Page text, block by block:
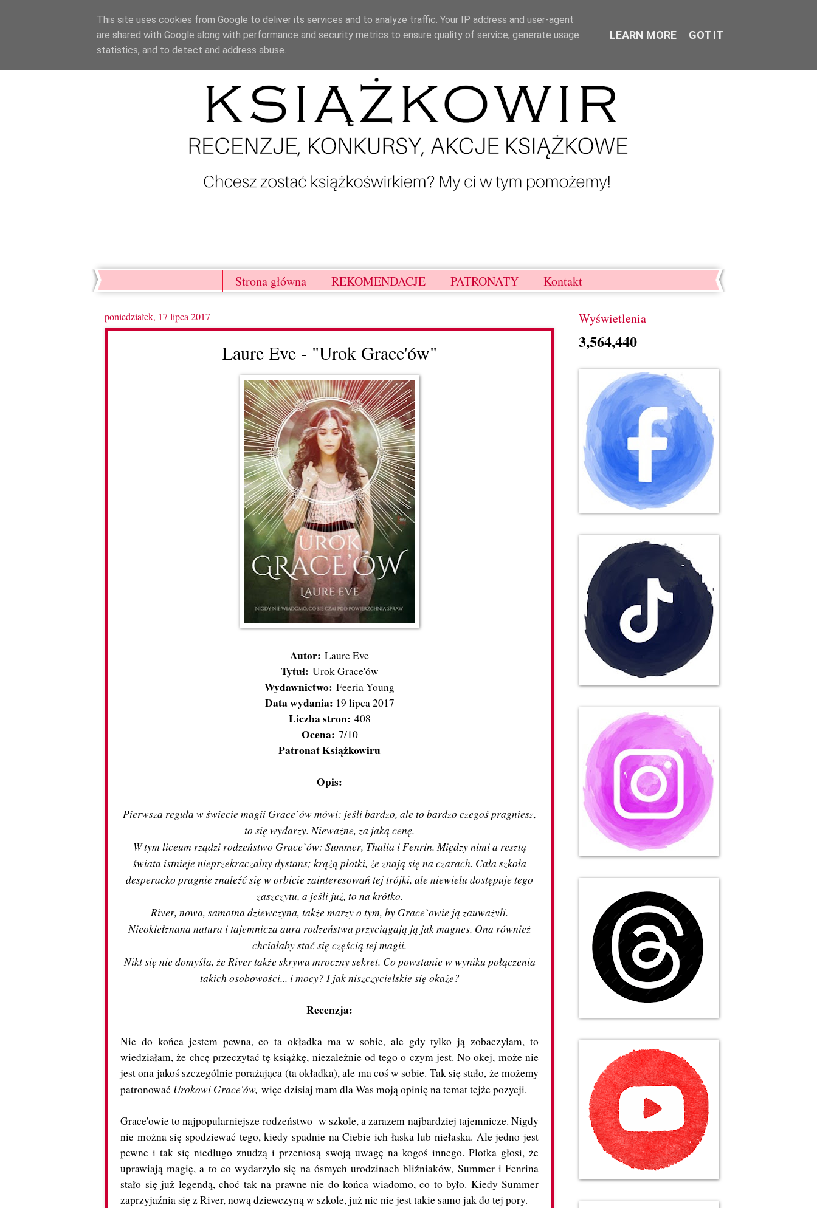
Strona główna REKOMENDACJE PATRONATY Kontakt
poniedziałek, 17 lipca 2017
Laure Eve - "Urok Grace'ów"
Autor: Laure Eve
Tytuł: Urok Grace'ów
Wydawnictwo: Feeria Young
Data wydania: 19 lipca 2017
Liczba stron: 408
Ocena: 7/10
Patronat Książkowiru
Opis:
Pierwsza reguła w świecie magii Grace`ów mówi: jeśli bardzo, ale to bardzo czegoś pragniesz,
to się wydarzy. Nieważne, za jaką cenę.
W tym liceum rządzi rodzeństwo Grace`ów: Summer, Thalia i Fenrin. Między nimi a resztą
świata istnieje nieprzekraczalny dystans; krążą plotki, że znają się na czarach. Cała szkoła
desperacko pragnie znaleźć się w orbicie zainteresowań tej trójki, ale niewielu dostępuje tego
zaszczytu, a jeśli już, to na krótko.
River, nowa, samotna dziewczyna, także marzy o tym, by Grace`owie ją zauważyli.
Nieokiełznana natura i tajemnicza aura rodzeństwa przyciągają ją jak magnes. Ona również
chciałaby stać się częścią tej magii.
Nikt się nie domyśla, że River także skrywa mroczny sekret. Co powstanie w wyniku połączenia
takich osobowości... i mocy? I jak niszczycielskie się okaże?
Recenzja:
Nie do końca jestem pewna, co ta okładka ma w sobie, ale gdy tylko ją zobaczyłam, to
wiedziałam, że chcę przeczytać tę książkę, niezależnie od tego o czym jest. No okej, może nie
jest ona jakoś szczególnie porażająca (ta okładka), ale ma coś w sobie. Tak się stało, że możemy
patronować Urokowi Grace'ów, więc dzisiaj mam dla Was moją opinię na temat tejże pozycji.
Grace'owie to najpopularniejsze rodzeństwo w szkole, a zarazem najbardziej tajemnicze. Nigdy
nie można się spodziewać tego, kiedy spadnie na Ciebie ich łaska lub niełaska. Ale jedno jest
pewne i tak się niedługo znudzą i przeniosą swoją uwagę na kogoś innego. Plotka głosi, że
uprawiają magię, a to co wydarzyło się na ósmych urodzinach bliźniaków, Summer i Fenrina
stało się już legendą, choć tak na prawne nie do końca wiadomo, co to było. Kiedy Summer
zaprzyjaźnia się z River, nową dziewczyną w szkole, już nic nie jest takie samo jak do tej pory.
Wyświetlenia
3,564,440
This site uses cookies from Google to deliver its services and to analyze traffic. Your IP address and user-agent
are shared with Google along with performance and security metrics to ensure quality of service, generate usage
statistics, and to detect and address abuse.
LEARN MORE GOT IT